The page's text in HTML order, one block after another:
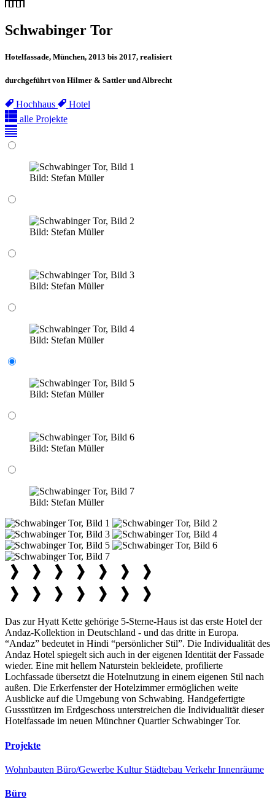
Schwabinger Tor
Hotelfassade, München, 2013 bis 2017, realisiert
durchgeführt von Hilmer & Sattler und Albrecht
Hochhaus
Hotel
alle Projekte
Bild: Stefan Müller
Bild: Stefan Müller
Bild: Stefan Müller
Bild: Stefan Müller
Bild: Stefan Müller
Bild: Stefan Müller
Bild: Stefan Müller
Das zur Hyatt Kette gehörige 5-Sterne-Haus ist das erste Hotel der
Andaz-Kollektion in Deutschland - und das dritte in Europa.
“Andaz” bedeutet in Hindi “persönlicher Stil”. Die Individualität des
Andaz Hotel spiegelt sich auch in der eigenen Identität der Fassade
wieder. Eine mit hellem Naturstein bekleidete, profilierte
Lochfassade übersetzt die Hotelnutzung in einem eigenen Stil nach
außen. Die Erkerfenster der Hotelzimmer ermöglichen weite
Ausblicke auf die Umgebung von Schwabing. Handgefertigte
Gussstützen im Erdgeschoss unterstreichen die Individualität dieser
Hotelfassade im neuen Münchner Quartier Schwabinger Tor.
Projekte
Wohnbauten Büro/Gewerbe Kultur Städtebau VerkehrInnenräume
Büro